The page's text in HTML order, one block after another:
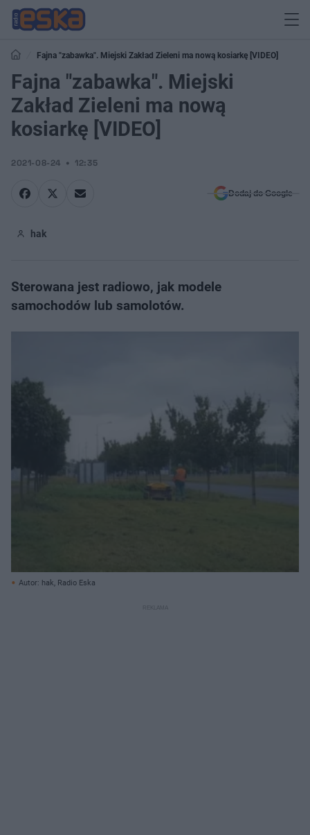
Fajna "zabawka". Miejski Zakład Zieleni ma nową kosiarkę [VIDEO]
Fajna "zabawka". Miejski
Zakład Zieleni ma nową
kosiarkę [VIDEO]
2021-08-24 12:35
Dodaj do Google
hak
Sterowana jest radiowo, jak modele
samochodów lub samolotów.
Autor: hak, Radio Eska